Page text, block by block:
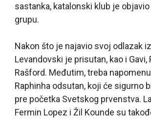
sastanka, katalonski klub je
grupu.
Nakon što je najavio svoj odlazak
Levandovski je prisutan, kao i Gavi,
Rašford. Međutim, treba
Raphinha odsutan, koji će sigurno
pre početka Svetskog prvenstva.
Fermin Lopez i Žil Kounde su